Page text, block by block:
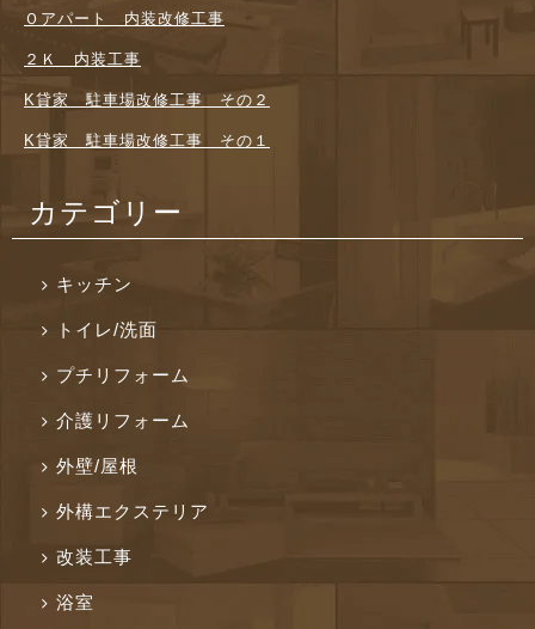
Ｏアパート 内装改修工事
２Ｋ 内装工事
K貸家 駐車場改修工事 その２
K貸家 駐車場改修工事 その１
カテゴリー
キッチン
トイレ/洗面
プチリフォーム
介護リフォーム
外壁/屋根
外構エクステリア
改装工事
浴室